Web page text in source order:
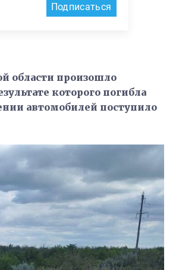
Подписаться
области произошло
которого погибла
автомобилей поступило